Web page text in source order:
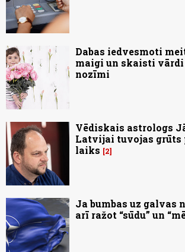
Dabas iedvesmoti
maigi un skaisti vārdi
nozīmi
Vēdiskais astrologs
Latvijai tuvojas grūts
laiks
2
Ja bumbas uz galvas
arī ražot “sūdu” un